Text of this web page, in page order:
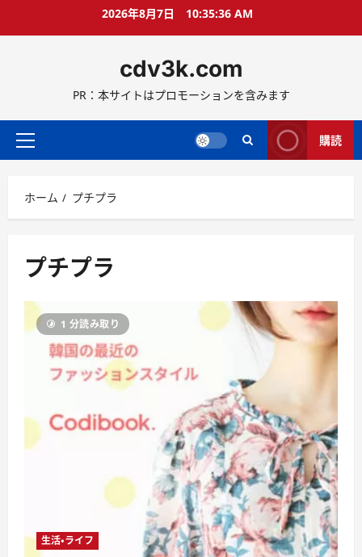
ス
ッ
2026年8月7日 10:35:36 AM
cdv3k.com
PR：本サイトはプロモーションを含みます
メ
メ
ニ
ー
購読
ホーム プチプラ
プチプラ
1 分読み取り
生活・ライフ